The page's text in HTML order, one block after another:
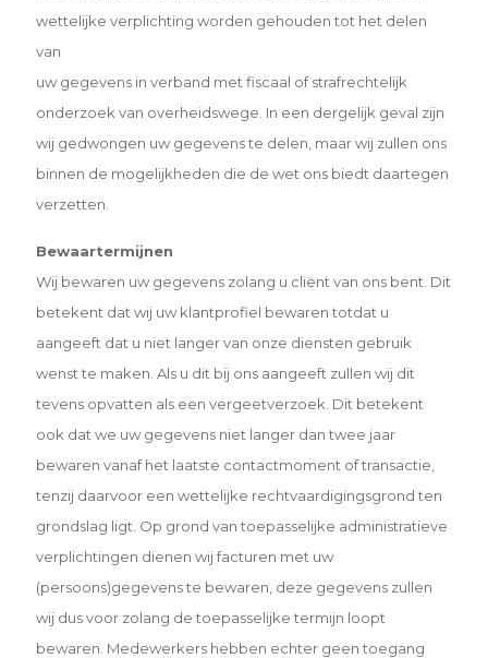
wettelijke verplichting worden gehouden tot het delen
van
uw gegevens in verband met fiscaal of strafrechtelijk
onderzoek van overheidswege. In een dergelijk geval zijn
wij gedwongen uw gegevens te delen, maar wij zullen ons
binnen de mogelijkheden die de wet ons biedt daartegen
verzetten.
Bewaartermijnen
Wij bewaren uw gegevens zolang u cliënt van ons bent. Dit
betekent dat wij uw klantprofiel bewaren totdat u
aangeeft dat u niet langer van onze diensten gebruik
wenst te maken. Als u dit bij ons aangeeft zullen wij dit
tevens opvatten als een vergeetverzoek. Dit betekent
ook dat we uw gegevens niet langer dan twee jaar
bewaren vanaf het laatste contactmoment of transactie,
tenzij daarvoor een wettelijke rechtvaardigingsgrond ten
grondslag ligt. Op grond van toepasselijke administratieve
verplichtingen dienen wij facturen met uw
(persoons)gegevens te bewaren, deze gegevens zullen
wij dus voor zolang de toepasselijke termijn loopt
bewaren. Medewerkers hebben echter geen toegang